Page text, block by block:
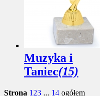
Muzyka i
Taniec(15)
Strona 1 23 ... 14 ogółem